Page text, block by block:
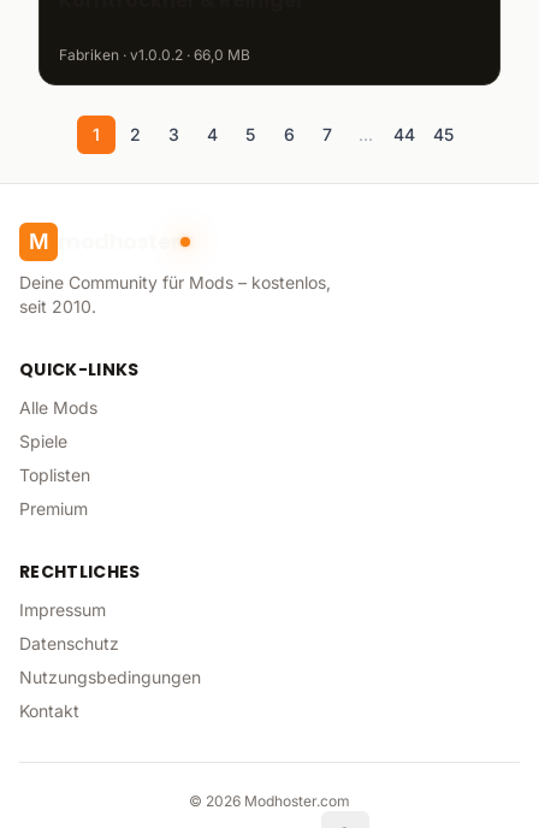
Fabriken · v1.0.0.2 · 66,0 MB
1 2 3 4 5 6 7 ... 44 45
M modhoster
Deine Community für Mods – kostenlos,
seit 2010.
QUICK-LINKS
Alle Mods
Spiele
Toplisten
Premium
RECHTLICHES
Impressum
Datenschutz
Nutzungsbedingungen
Kontakt
© 2026 Modhoster.com